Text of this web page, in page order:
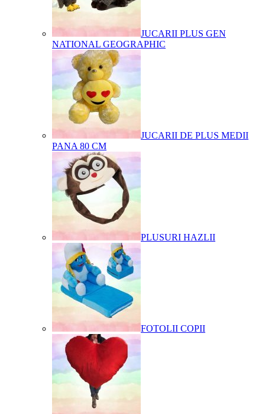
JUCARII PLUS GEN
NATIONAL GEOGRAPHIC
JUCARII DE PLUS MEDII
PANA 80 CM
PLUSURI HAZLII
FOTOLII COPII